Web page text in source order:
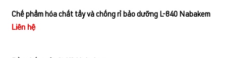
Chế phẩm hóa chất tẩy và chống rỉ bảo dưỡng L-840 Nabakem
Liên hệ